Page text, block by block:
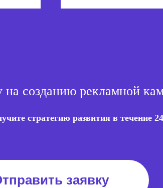
на созданию рекламной
стратегию развития в течение
заявку